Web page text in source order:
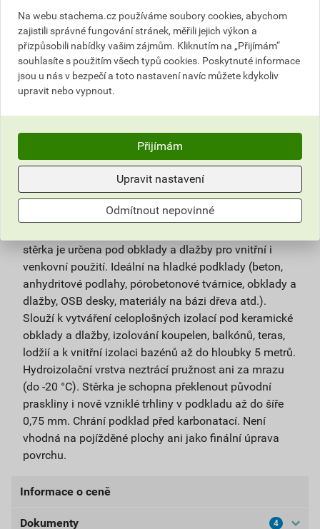
ks Do košíku
Do košíku přidáte 1 ks / 10 kg za 1 361,25 Kč s DPH
(1 125,00Kčbez DPH).
Číslo položky:4151011370
Katalogový kód: BV8JR
Výrobky značky:Stachema
Popis
stěrka je určena pod obklady a dlažby pro vnitřní i
venkovní použití. Ideální na hladké podklady (beton,
anhydritové podlahy, pórobetonové tvárnice, obklady a
dlažby, OSB desky, materiály na bázi dřeva atd.).
Slouží k vytváření celoplošných izolací pod keramické
obklady a dlažby, izolování koupelen, balkónů, teras,
lodžií a k vnitřní izolaci bazénů až do hloubky 5 metrů.
Hydroizolační vrstva neztrácí pružnost ani za mrazu
(do -20 °C). Stěrka je schopna překlenout původní
praskliny i nově vzniklé trhliny v podkladu až do šíře
0,75 mm. Chrání podklad před karbonatací. Není
vhodná na pojížděné plochy ani jako finální úprava
povrchu.
Informace o ceně
Dokumenty 4
Na webu stachema.cz používáme soubory cookies, abychom
zajistili správné fungování stránek, měřili jejich výkon a
přizpůsobili nabídky vašim zájmům. Kliknutím na „Přijímám“
souhlasíte s použitím všech typů cookies. Poskytnuté informace
jsou u nás v bezpečí a toto nastavení navíc můžete kdykoliv
upravit nebo vypnout.
Přijímám
Upravit nastavení
Odmítnout nepovinné